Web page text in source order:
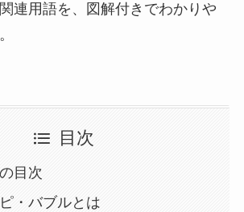
連用語を、図解付きでわかりや
目次
目次
・バブルとは